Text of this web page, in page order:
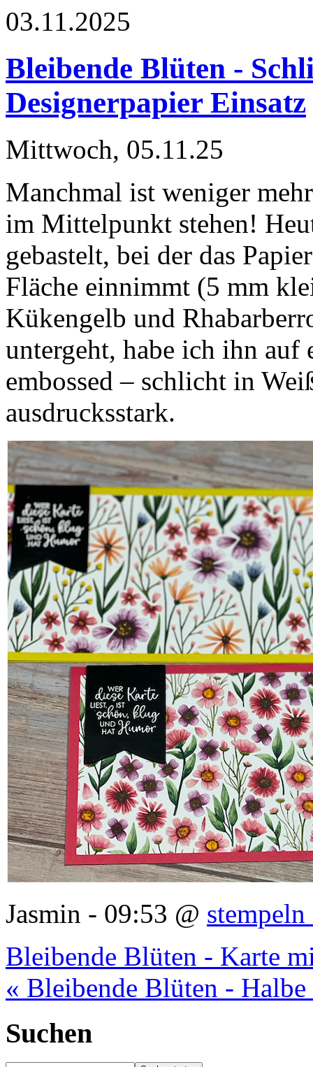
03.11.2025
Bleibende Blüten -
Designerpapier Einsatz
Mittwoch, 05.11.25
Manchmal ist weniger
im Mittelpunkt stehen!
gebastelt, bei der das
Fläche einnimmt (5 mm
Kükengelb und
untergeht, habe ich ihn auf
embossed – schlicht in
ausdrucksstark.
Jasmin - 09:53 @
Bleibende Blüten - Karte
« Bleibende Blüten -
Suchen